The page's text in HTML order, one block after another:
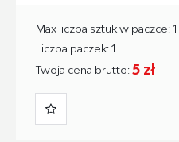
Twoja cena brutto:5 zł
Max liczba sztuk w paczce: 1
Liczba paczek: 1